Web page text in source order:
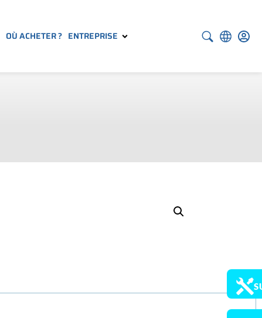
OÙ ACHETER ? ENTREPRISE